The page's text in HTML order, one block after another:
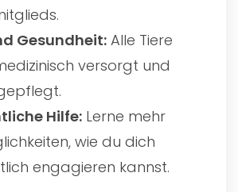
Gesundheit:Alle Tiere
versorgt und
Hilfe: Lerne mehr
wie du dich
engagieren kannst.